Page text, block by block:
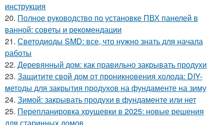
инструкция
20. Полное руководство по установке ПВХ панелей в
ванной: советы и рекомендации
21. Светодиоды SMD: все, что нужно знать для начала
работы
22. Деревянный дом: как правильно закрывать продухи
23. Защитите свой дом от проникновения холода: DIY-
методы для закрытия продухов на фундаменте на зиму
24. Зимой: закрывать продухи в фундаменте или нет
25. Перепланировка хрущевки в 2025: новые решения
для старинных домов